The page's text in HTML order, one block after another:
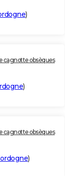
)
cagnotte obsèques
)
cagnotte obsèques
)